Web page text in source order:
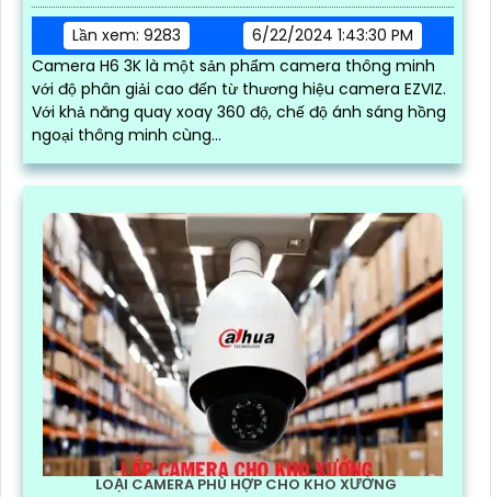
Lần xem: 9283
6/22/2024 1:43:30 PM
Camera H6 3K là một sản phẩm camera thông minh
với độ phân giải cao đến từ thương hiệu camera EZVIZ.
Với khả năng quay xoay 360 độ, chế độ ánh sáng hồng
ngoại thông minh cùng...
LOẠI CAMERA PHÙ HỢP CHO KHO XƯỞNG